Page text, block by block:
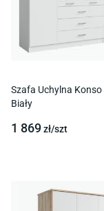
Szafa Uchylna Konso
Biały
1 869zł/szt